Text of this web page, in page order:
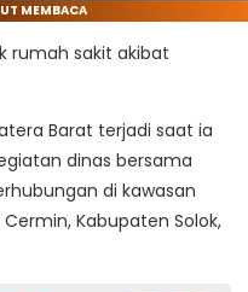
MEMBACA
rumah sakit akibat
Barat terjadi saat ia
dinas bersama
di kawasan
Kabupaten Solok,